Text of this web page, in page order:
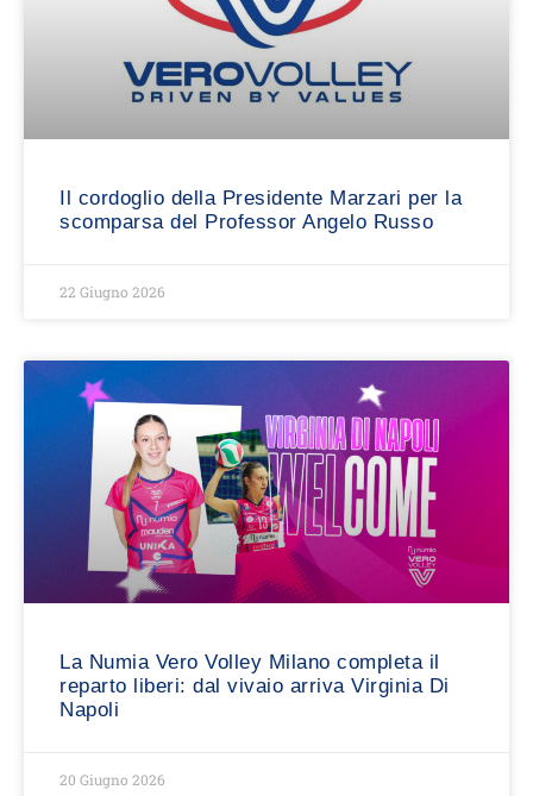
Il cordoglio della Presidente Marzari per la
scomparsa del Professor Angelo Russo
22 Giugno 2026
La Numia Vero Volley Milano completa il
reparto liberi: dal vivaio arriva Virginia Di
Napoli
20 Giugno 2026